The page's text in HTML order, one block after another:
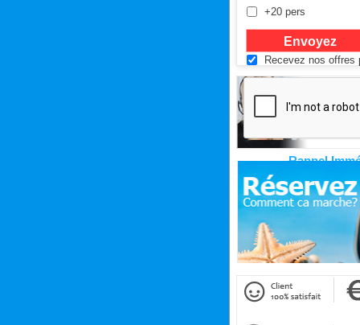
+20 pers
Recevez nos offres
Rappel